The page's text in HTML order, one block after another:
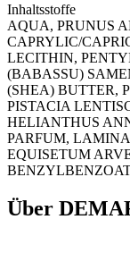
Inhaltsstoffe
AQUA, PRUNUS
CAPRYLIC/
LECITHIN,
(BABASSU)
(SHEA) BUTTER,
PISTACIA
HELIANTHUS
PARFUM,
EQUISETUM
Über